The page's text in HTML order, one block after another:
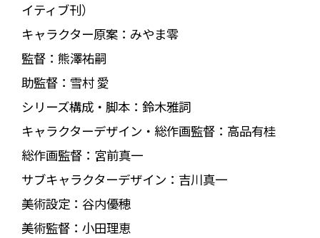
イティブ刊）
キャラクター原案：みやま零
監督：熊澤祐嗣
助監督：雪村 愛
シリーズ構成・脚本：鈴木雅詞
キャラクターデザイン・総作画監督：高品有桂
総作画監督：宮前真一
サブキャラクターデザイン：吉川真一
美術設定：谷内優穂
美術監督：小田理恵